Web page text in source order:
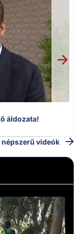
áldozata!
népszerű videók